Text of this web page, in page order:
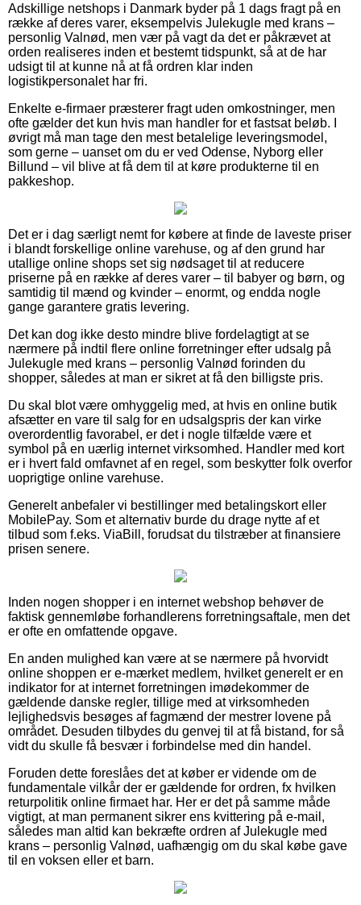
Adskillige netshops i Danmark byder på 1 dags fragt på en
række af deres varer, eksempelvis Julekugle med krans –
personlig Valnød, men vær på vagt da det er påkrævet at
orden realiseres inden et bestemt tidspunkt, så at de har
udsigt til at kunne nå at få ordren klar inden
logistikpersonalet har fri.
Enkelte e-firmaer præsterer fragt uden omkostninger, men
ofte gælder det kun hvis man handler for et fastsat beløb. I
øvrigt må man tage den mest betalelige leveringsmodel,
som gerne – uanset om du er ved Odense, Nyborg eller
Billund – vil blive at få dem til at køre produkterne til en
pakkeshop.
Det er i dag særligt nemt for købere at finde de laveste priser
i blandt forskellige online varehuse, og af den grund har
utallige online shops set sig nødsaget til at reducere
priserne på en række af deres varer – til babyer og børn, og
samtidig til mænd og kvinder – enormt, og endda nogle
gange garantere gratis levering.
Det kan dog ikke desto mindre blive fordelagtigt at se
nærmere på indtil flere online forretninger efter udsalg på
Julekugle med krans – personlig Valnød forinden du
shopper, således at man er sikret at få den billigste pris.
Du skal blot være omhyggelig med, at hvis en online butik
afsætter en vare til salg for en udsalgspris der kan virke
overordentlig favorabel, er det i nogle tilfælde være et
symbol på en uærlig internet virksomhed. Handler med kort
er i hvert fald omfavnet af en regel, som beskytter folk overfor
uoprigtige online varehuse.
Generelt anbefaler vi bestillinger med betalingskort eller
MobilePay. Som et alternativ burde du drage nytte af et
tilbud som f.eks. ViaBill, forudsat du tilstræber at finansiere
prisen senere.
Inden nogen shopper i en internet webshop behøver de
faktisk gennemløbe forhandlerens forretningsaftale, men det
er ofte en omfattende opgave.
En anden mulighed kan være at se nærmere på hvorvidt
online shoppen er e-mærket medlem, hvilket generelt er en
indikator for at internet forretningen imødekommer de
gældende danske regler, tillige med at virksomheden
lejlighedsvis besøges af fagmænd der mestrer lovene på
området. Desuden tilbydes du genvej til at få bistand, for så
vidt du skulle få besvær i forbindelse med din handel.
Foruden dette foreslåes det at køber er vidende om de
fundamentale vilkår der er gældende for ordren, fx hvilken
returpolitik online firmaet har. Her er det på samme måde
vigtigt, at man permanent sikrer ens kvittering på e-mail,
således man altid kan bekræfte ordren af Julekugle med
krans – personlig Valnød, uafhængig om du skal købe gave
til en voksen eller et barn.